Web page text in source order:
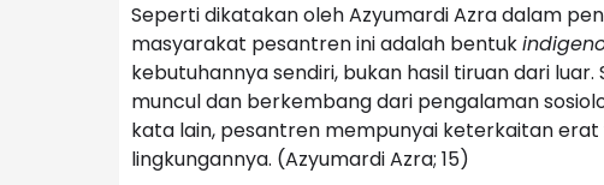
Seperti dikatakan oleh Azyumardi Azra dalam
masyarakat pesantren ini adalah bentuk
kebutuhannya sendiri, bukan hasil tiruan dari
muncul dan berkembang dari pengalaman
kata lain, pesantren mempunyai keterkaitan
lingkungannya. (Azyumardi Azra; 15)